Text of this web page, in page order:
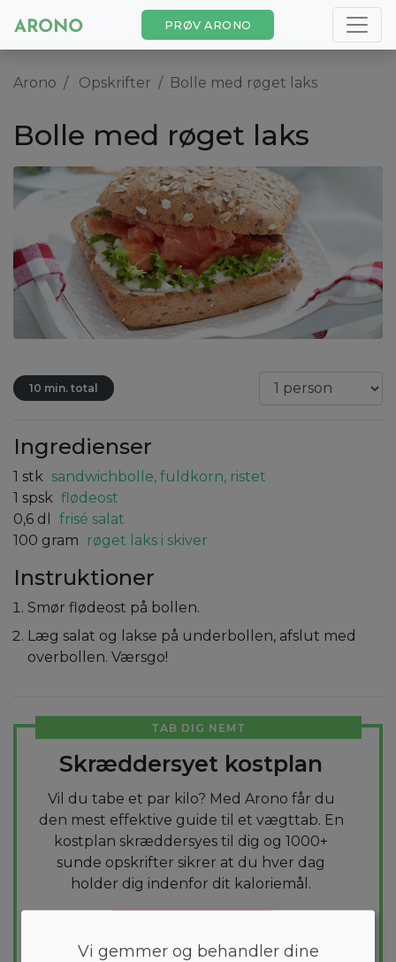
PRØV ARONO
Arono Opskrifter Bolle med røget laks
Bolle med røget laks
10 min. total
Ingredienser
1 stk sandwichbolle, fuldkorn, ristet
1 spsk flødeost
0,6 dl
frisé salat
100 gram røget laks i skiver
Instruktioner
Smør flødeost på bollen.
Læg salat og lakse på underbollen, afslut med
overbollen. Værsgo!
TAB DIG NEMT
Skræddersyet kostplan
Vil du tabe et par kilo? Med Arono får du
den mest effektive guide til et vægttab. En
kostplan skræddersyes til dig og 1000+
sunde opskrifter sikrer at du hver dag
holder dig indenfor dit kaloriemål.
Vi gemmer og behandler dine